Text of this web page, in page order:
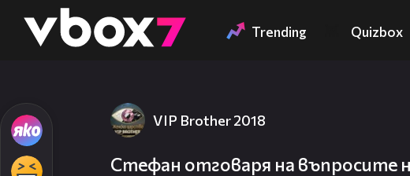
👾 Trending Quizbox
VIP Brother 2018
Стефан отговаря на въпросите